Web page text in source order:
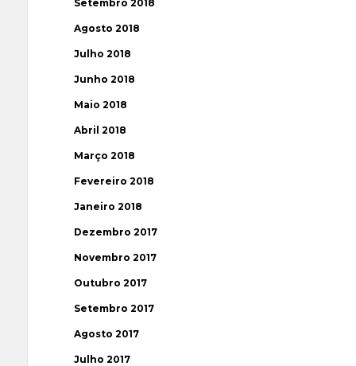
Setembro 2018
Agosto 2018
Julho 2018
Junho 2018
Maio 2018
Abril 2018
Março 2018
Fevereiro 2018
Janeiro 2018
Dezembro 2017
Novembro 2017
Outubro 2017
Setembro 2017
Agosto 2017
Julho 2017